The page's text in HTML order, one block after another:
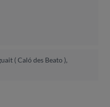
( Caló des Beato ),